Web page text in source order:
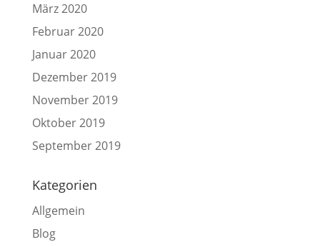
März 2020
Februar 2020
Januar 2020
Dezember 2019
November 2019
Oktober 2019
September 2019
Kategorien
Allgemein
Blog